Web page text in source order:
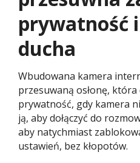
prywatność
ducha​
Wbudowana kamera
przesuwaną osłonę,
prywatność, gdy kamera
ją, aby dołączyć do
aby natychmiast
ustawień, bez kłopotów.